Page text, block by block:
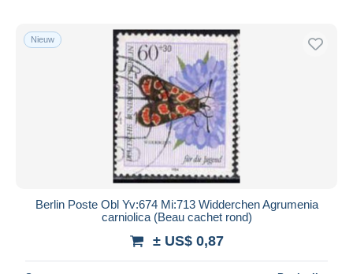
Nieuw
Berlin Poste Obl Yv:674 Mi:713 Widderchen Agrumenia
carniolica (Beau cachet rond)
± US$ 0,87